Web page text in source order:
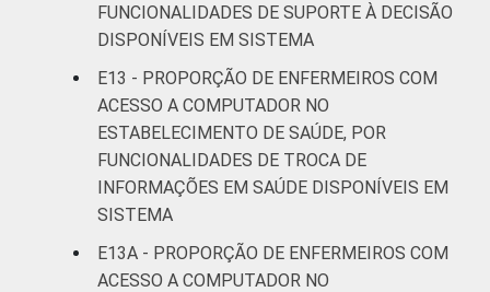
FUNCIONALIDADES DE SUPORTE À DECISÃO
DISPONÍVEIS EM SISTEMA
E13 - PROPORÇÃO DE ENFERMEIROS COM
ACESSO A COMPUTADOR NO
ESTABELECIMENTO DE SAÚDE, POR
FUNCIONALIDADES DE TROCA DE
INFORMAÇÕES EM SAÚDE DISPONÍVEIS EM
SISTEMA
E13A - PROPORÇÃO DE ENFERMEIROS COM
ACESSO A COMPUTADOR NO